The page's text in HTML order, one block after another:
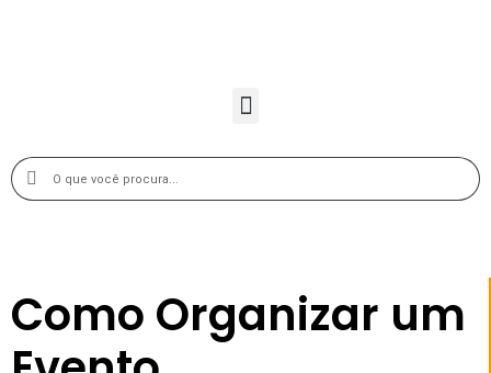
Como Organizar um